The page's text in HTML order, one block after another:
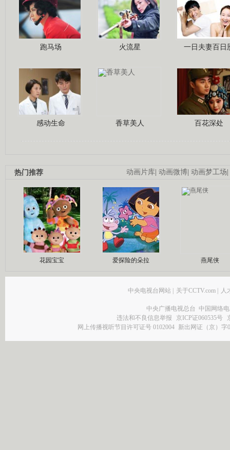
跑马场 火流星 一日夫妻百日
感动生命 香草美人 百花深处
动画片库| 动画微博| 动画梦工场|
热门推荐
花园宝宝 爱探险的朵拉 燕尾侠
中央电视台网站 | 关于CCTV.com | 人
中央广播电视总台 中国网络
违法和不良信息举报
京ICP证060535号
网上传播视听节目许可证号 0102004 新出网证（京）